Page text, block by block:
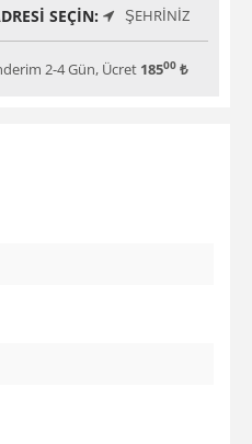
SEÇIN: ŞEHRINIZ
2-4 Gün, Ücret 18500 ₺